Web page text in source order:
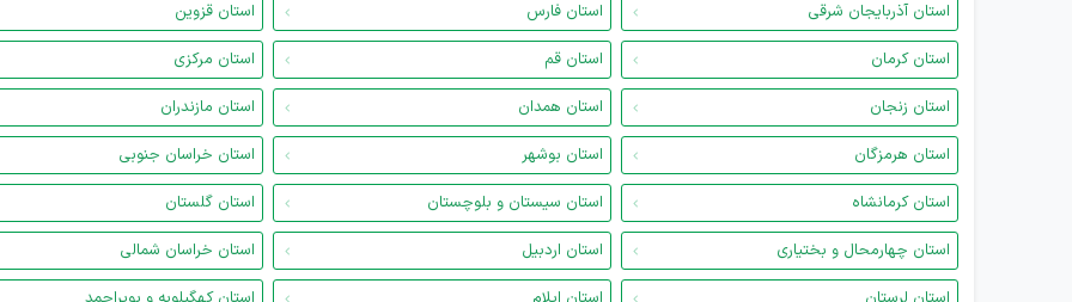
استان آذربایجان شرقی
استان فارس استان قزوین
استان کرمان
استان قم استان مرکزی
استان زنجان
استان همدان استان مازندران
استان هرمزگان
استان بوشهر استان خراسان جنوبی
استان کرمانشاه
استان سیستان و بلوچستان استان گلستان
استان چهارمحال و بختیاری
استان اردبیل استان خراسان شمالی